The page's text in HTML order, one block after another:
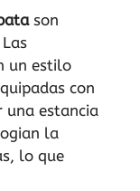
son
un estilo
con
una estancia
la
lo que